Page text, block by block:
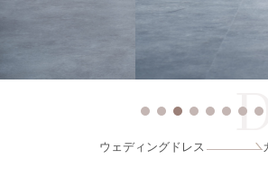
ウェディングドレス